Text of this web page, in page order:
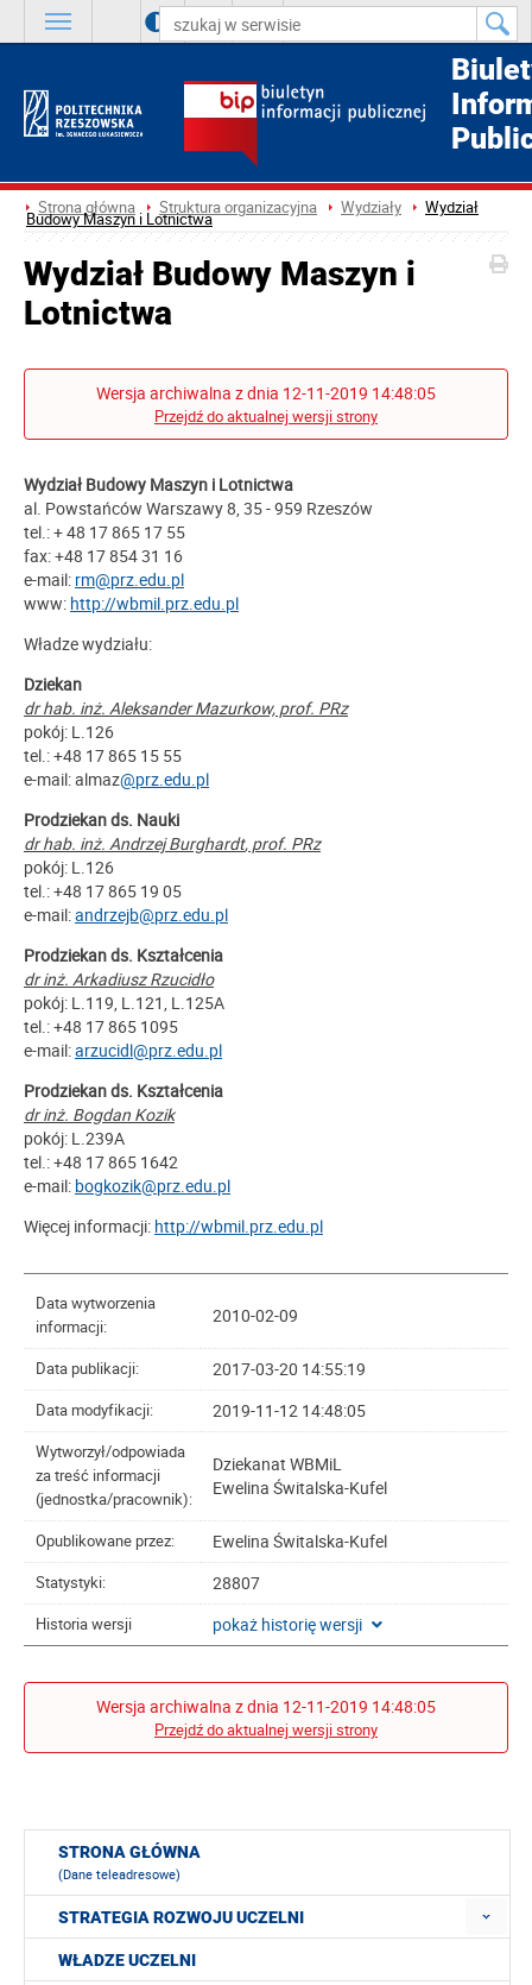
A A A
Strona główna Struktura organizacyjna Wydziały Wydział
Budowy Maszyn i Lotnictwa
Wydział Budowy Maszyn i
Lotnictwa
Wersja archiwalna z dnia 12-11-2019 14:48:05
Przejdź do aktualnej wersji strony
Wydział Budowy Maszyn i Lotnictwa
al. Powstańców Warszawy 8, 35 - 959 Rzeszów
tel.: + 48 17 865 17 55
fax: +48 17 854 31 16
e-mail: rm@prz.edu.pl
www: http://wbmil.prz.edu.pl
Władze wydziału:
Dziekan
dr hab. inż. Aleksander Mazurkow, prof. PRz
pokój: L.126
tel.: +48 17 865 15 55
e-mail: almaz@prz.edu.pl
Prodziekan ds. Nauki
dr hab. inż. Andrzej Burghardt, prof. PRz
pokój: L.126
tel.: +48 17 865 19 05
e-mail:andrzejb@prz.edu.pl
Prodziekan ds. Kształcenia
dr inż. Arkadiusz Rzucidło
pokój: L.119, L.121, L.125A
tel.: +48 17 865 1095
e-mail:arzucidl@prz.edu.pl
Prodziekan ds. Kształcenia
dr inż. Bogdan Kozik
pokój: L.239A
tel.: +48 17 865 1642
e-mail: bogkozik@prz.edu.pl
Więcej informacji: http://wbmil.prz.edu.pl
Data wytworzenia
informacji:
2010-02-09
Data publikacji: 2017-03-20 14:55:19
Data modyfikacji: 2019-11-12 14:48:05
Wytworzył/odpowiada
za treść informacji
(jednostka/pracownik):
Dziekanat WBMiL
Ewelina Świtalska-Kufel
Opublikowane przez: Ewelina Świtalska-Kufel
Statystyki: 28807
Historia wersji pokaż historię wersji
Wersja archiwalna z dnia 12-11-2019 14:48:05
Przejdź do aktualnej wersji strony
STRONA GŁÓWNA
(Dane teleadresowe)
STRATEGIA ROZWOJU UCZELNI
WŁADZE UCZELNI